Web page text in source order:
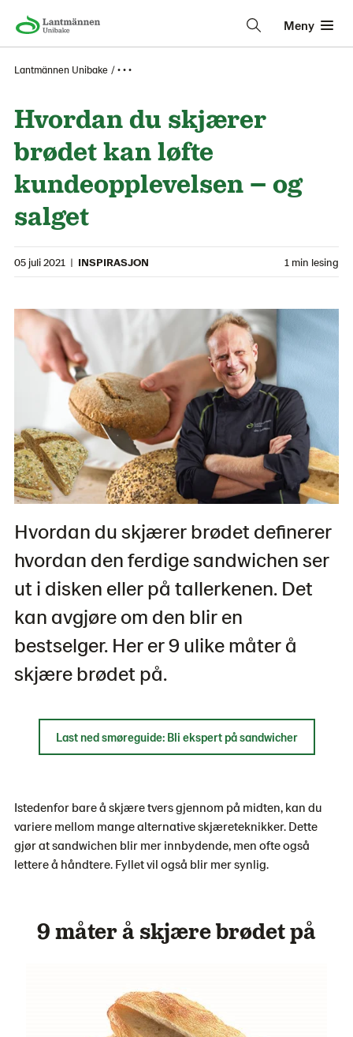
Meny
Lantmännen Unibake • • •
Hvordan du skjærer
brødet kan løfte
kundeopplevelsen – og
salget
05 juli 2021 | INSPIRASJON 1 min lesing
Hvordan du skjærer brødet definerer
hvordan den ferdige sandwichen ser
ut i disken eller på tallerkenen. Det
kan avgjøre om den blir en
bestselger. Her er 9 ulike måter å
skjære brødet på.
Last ned smøreguide: Bli ekspert på sandwicher
Istedenfor bare å skjære tvers gjennom på midten, kan du
variere mellom mange alternative skjæreteknikker. Dette
gjør at sandwichen blir mer innbydende, men ofte også
lettere å håndtere. Fyllet vil også blir mer synlig.
9 måter å skjære brødet på